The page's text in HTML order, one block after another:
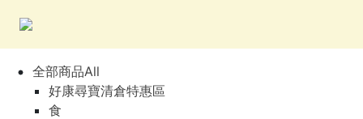
全部商品All
好康尋寶清倉特惠區
食